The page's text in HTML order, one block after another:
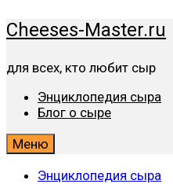
Перейти
к
Cheeses-Master.ru
для всех, кто любит сыр
Энциклопедия сыра
Блог о сыре
Меню
Энциклопедия сыра